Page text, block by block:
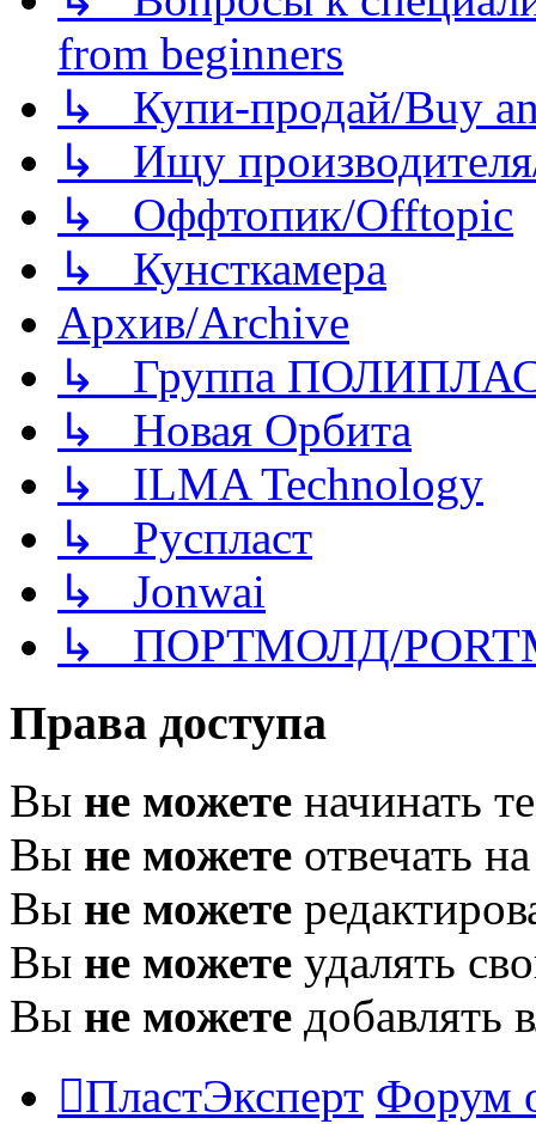
from beginners
↳ Купи-продай/Buy
↳ Ищу
↳ Оффтопик/Offtopic
↳ Кунсткамера
Архив/Archive
↳ Группа
↳ Новая Орбита
↳ ILMA Technology
↳ Руспласт
↳ Jonwai
↳ ПОРТМОЛД/
Права доступа
Вы не можете начинать
Вы не можете отвечать
Вы не можете
Вы не можете удалять
Вы не можете добавлять
ПластЭксперт Форум